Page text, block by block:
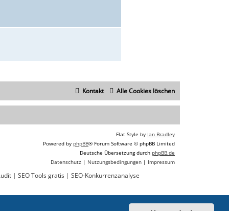
Alle Cookies löschen
Kontakt
Flat Style by Ian Bradley
Powered by phpBB® Forum Software © phpBB Limited
Deutsche Übersetzung durch phpBB.de
Datenschutz | Nutzungsbedingungen | Impressum
| SEO Tools gratis | SEO-Konkurrenzanalyse